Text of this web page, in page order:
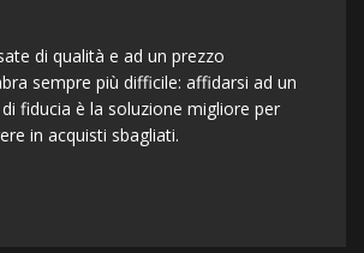
di qualità e ad un prezzo
sempre più difficile: affidarsi ad un
fiducia è la soluzione migliore per
in acquisti sbagliati.